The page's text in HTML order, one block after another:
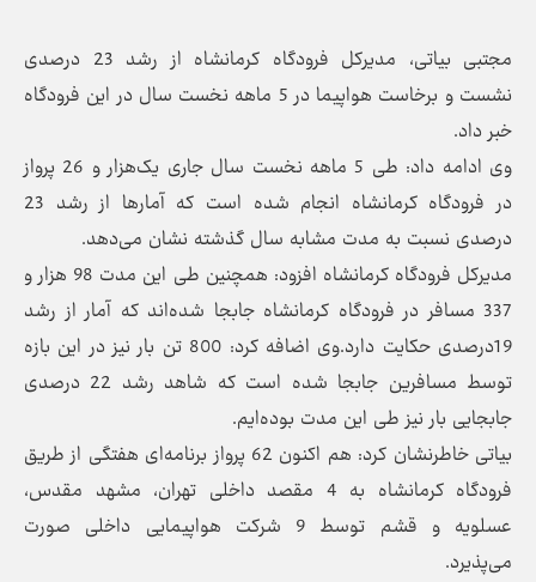
مجتبی بیاتی، مدیرکل فرودگاه کرمانشاه از رشد 23 درصدی
نشست و برخاست هواپیما در 5 ماهه نخست سال در این فرودگاه
خبر داد.
وی ادامه داد: طی 5 ماهه نخست سال جاری یک‌هزار و 26 پرواز
در فرودگاه کرمانشاه انجام شده است که آمارها از رشد 23
درصدی نسبت به مدت مشابه سال گذشته نشان می‌دهد.
مدیرکل فرودگاه کرمانشاه افزود: همچنین طی این مدت 98 هزار و
337 مسافر در فرودگاه کرمانشاه جابجا شده‌اند که آمار از رشد
19درصدی حکایت دارد.وی اضافه کرد: 800 تن بار نیز در این بازه
توسط مسافرین جابجا شده است که شاهد رشد 22 درصدی
جابجایی بار نیز طی این مدت بوده‌ایم.
بیاتی خاطرنشان کرد: هم اکنون 62 پرواز برنامه‌ای هفتگی از طریق
فرودگاه کرمانشاه به 4 مقصد داخلی تهران، مشهد مقدس،
عسلویه و قشم توسط 9 شرکت هواپیمایی داخلی صورت
می‌پذیرد.